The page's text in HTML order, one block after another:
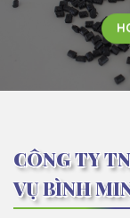
CÔNG TY
VỤ BÌNH